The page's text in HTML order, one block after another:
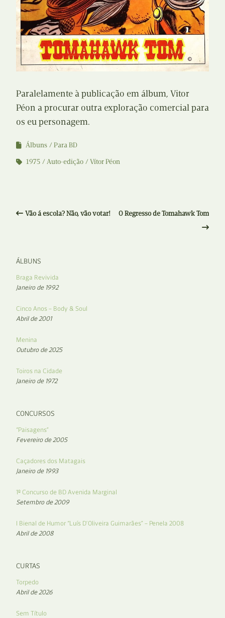
Paralelamente à publicação em álbum, Vitor
Péon a procurar outra exploração comercial para
os eu personagem.
Álbuns
Para BD
1975
Auto-edição Vítor Péon
Vão á escola? Não, vão votar! O Regresso de Tomahawk Tom
ÁLBUNS
Braga Revivida
Janeiro de 1992
Cinco Anos – Body & Soul
Abril de 2001
Menina
Outubro de 2025
Toiros na Cidade
Janeiro de 1972
CONCURSOS
“Paisagens”
Fevereiro de 2005
Caçadores dos Matagais
Janeiro de 1993
1º Concurso de BD Avenida Marginal
Setembro de 2009
I Bienal de Humor “Luís D’Oliveira Guimarães” – Penela 2008
Abril de 2008
CURTAS
Torpedo
Abril de 2026
Sem Título